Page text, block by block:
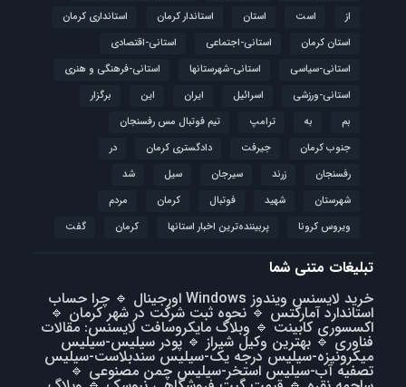
از
است استان استاندار کرمان
استانداری کرمان
استان کرمان
استانی-اجتماعی
استانی-اقتصادی
استانی-سیاسی
استانی-شهرستانها
استانی-فرهنگی و هنری
استانی-ورزشی
اسرائیل ایران این
برگزار
بم
به ترامپ
تیم فوتبال مس رفسنجان
جنوب کرمان
جیرفت دادگستری کرمان
در
رفسنجان
زرند سیرجان سیل
شد
شهرستان
شهید فوتبال كرمان
مردم
ویروس کرونا
پربیننده‌ترین اخبار استانها کرمان گفت
تبلیغات متنی شما
خرید لایسنس ویندوز Windows اورجینال
🔹 چرا حساب
استاندارد آمارکتس 🔹نحوه ثبت شرکت در شهر کرمان 🔹
اکسسوری کابینت 🔹 وبلاگ مایکروسافت لایسنس: مقالات
فناوری🔹 بهترین وکیل شیراز 🔹پودر سیلیس-سیلیس
میکرونیزه-سیلیس درجه یک-سیلیس سندبلاست-سیلیس
تصفیه آب-سیلیس استخر-سیلیس چمن مصنوعی 🔹